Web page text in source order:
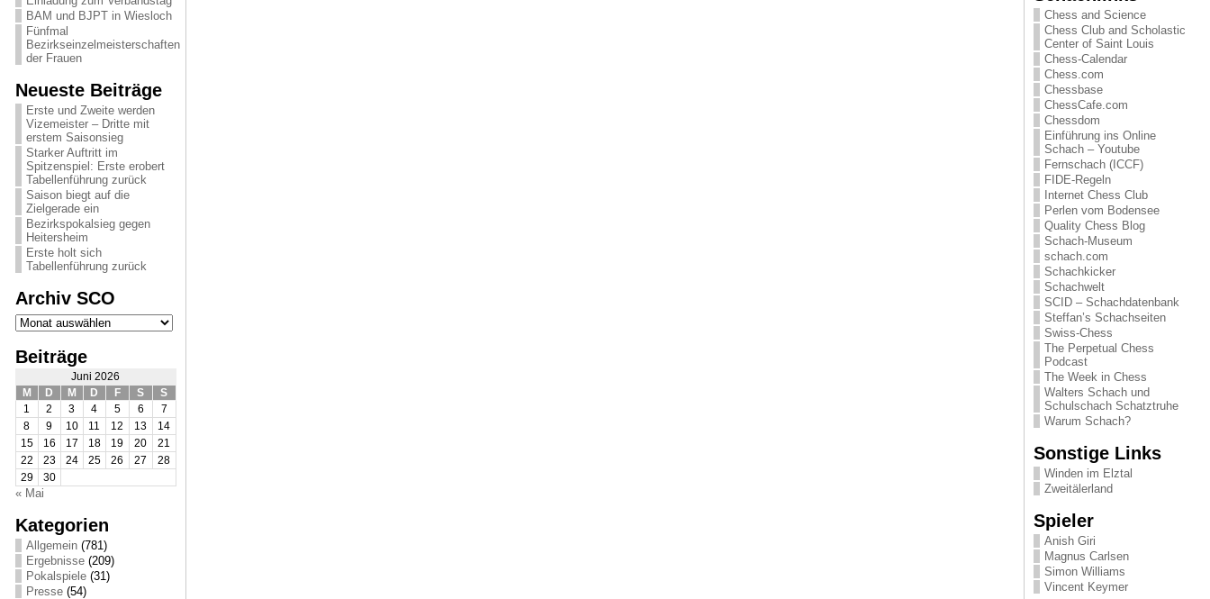
BAM und BJPT in Wiesloch
Fünfmal
Bezirkseinzelmeisterschaften
der Frauen
Neueste Beiträge
Erste und Zweite werden
Vizemeister – Dritte mit
erstem Saisonsieg
Starker Auftritt im
Spitzenspiel: Erste erobert
Tabellenführung zurück
Saison biegt auf die
Zielgerade ein
Bezirkspokalsieg gegen
Heitersheim
Erste holt sich
Tabellenführung zurück
Archiv SCO
Archiv
SCO
Beiträge
Juni 2026
M
D M D F S
S
1
2 3 4 5 6
7
8
9 10 11 12 13
14
15
16 17 18 19 20
21
22
23 24 25 26 27
28
29
30
« Mai
Kategorien
Allgemein(781)
Ergebnisse(209)
Pokalspiele(31)
Presse(54)
Chess and Science
Chess Club and Scholastic
Center of Saint Louis
Chess-Calendar
Chess.com
Chessbase
ChessCafe.com
Chessdom
Einführung ins Online
Schach – Youtube
Fernschach (ICCF)
FIDE-Regeln
Internet Chess Club
Perlen vom Bodensee
Quality Chess Blog
Schach-Museum
schach.com
Schachkicker
Schachwelt
SCID – Schachdatenbank
Steffan’s Schachseiten
Swiss-Chess
The Perpetual Chess
Podcast
The Week in Chess
Walters Schach und
Schulschach Schatztruhe
Warum Schach?
Sonstige Links
Winden im Elztal
Zweitälerland
Spieler
Anish Giri
Magnus Carlsen
Simon Williams
Vincent Keymer